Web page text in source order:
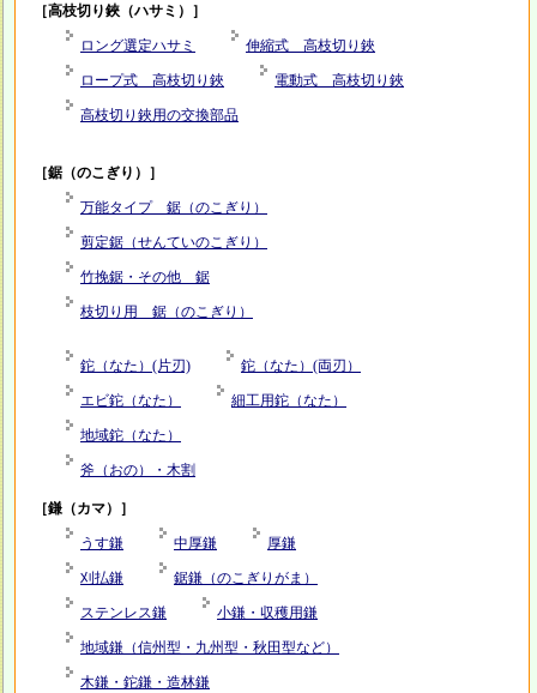
［高枝切り鋏（ハサミ）］
ロング選定ハサミ 伸縮式 高枝切り鋏
ロープ式 高枝切り鋏 電動式 高枝切り鋏
高枝切り鋏用の交換部品
［鋸（のこぎり）］
万能タイプ 鋸（のこぎり）
剪定鋸（せんていのこぎり）
竹挽鋸・その他 鋸
枝切り用 鋸（のこぎり）
鉈（なた）(片刃) 鉈（なた）(両刃）
エビ鉈（なた） 細工用鉈（なた）
地域鉈（なた）
斧（おの）・木割
［鎌（カマ）］
うす鎌 中厚鎌 厚鎌
刈払鎌 鋸鎌（のこぎりがま）
ステンレス鎌 小鎌・収穫用鎌
地域鎌（信州型・九州型・秋田型など）
木鎌・鉈鎌・造林鎌